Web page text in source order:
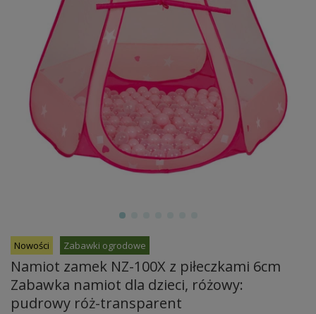
Nowości Zabawki ogrodowe
Namiot zamek NZ-100X z piłeczkami 6cm
Zabawka namiot dla dzieci, różowy:
pudrowy róż-transparent